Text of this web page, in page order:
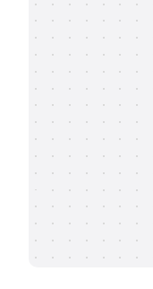
私有化部署
客户案例
支持
帮助中心
知识分享社区